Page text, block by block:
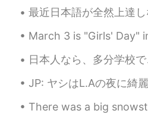
Ten
Work out💪💪💪
最近日本語が全然上達しないんだ。また日本語で話す時はいつも恥ずかしかった。思うように話せないんだよね。 だから
March 3 is "Girls' Day" in Japan, celebrated with a
日本人なら、多分学校でこれを習いました Aさん “How are you?” Bさん “I am fine,
JP: ヤシはL.Aの夜に綺麗そうです!🌃 EN: The palms look
There was a big snowstorm in Seattle last winter. It